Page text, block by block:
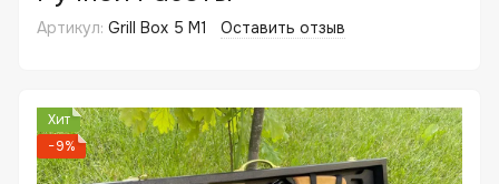
Артикул: Grill Box 5 M1 Оставить отзыв
Хит
−9%